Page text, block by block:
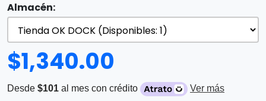
Almacén:
$1,340.00
Desde $101 al mes con crédito Ver más